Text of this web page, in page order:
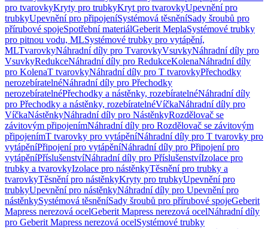
pro tvarovkyKryty pro trubkyKryt pro tvarovkyUpevnění pro
trubkyUpevnění pro připojeníSystémová těsněníSady šroubů pro
přírubové spojeSpotřební materiálGeberit MeplaSystémové trubky
pro pitnou vodu, MLSystémové trubky pro vytápění,
MLTvarovkyNáhradní díly pro TvarovkyVsuvkyNáhradní díly pro
VsuvkyRedukceNáhradní díly pro RedukceKolenaNáhradní díly
pro KolenaT tvarovkyNáhradní díly pro T tvarovkyPřechodky
nerozebíratelnéNáhradní díly pro Přechodky
nerozebíratelnéPřechodky a nástěnky, rozebíratelnéNáhradní díly
pro Přechodky a nástěnky, rozebíratelnéVíčkaNáhradní díly pro
VíčkaNástěnkyNáhradní díly pro NástěnkyRozdělovač se
závitovým připojenímNáhradní díly pro Rozdělovač se závitovým
připojenímT tvarovky pro vytápěníNáhradní díly pro T tvarovky pro
vytápěníPřipojení pro vytápěníNáhradní díly pro Připojení pro
vytápěníPříslušenstvíNáhradní díly pro PříslušenstvíIzolace pro
trubky a tvarovkyIzolace pro nástěnkyTěsnění pro trubky a
tvarovkyTěsnění pro nástěnkyKryty pro trubkyUpevnění pro
trubkyUpevnění pro nástěnkyNáhradní díly pro Upevnění pro
nástěnkySystémová těsněníSady šroubů pro přírubové spojeGeberit
Mapress nerezová ocelGeberit Mapress nerezová ocelNáhradní díly
pro Geberit Mapress nerezová ocelSystémové trubky